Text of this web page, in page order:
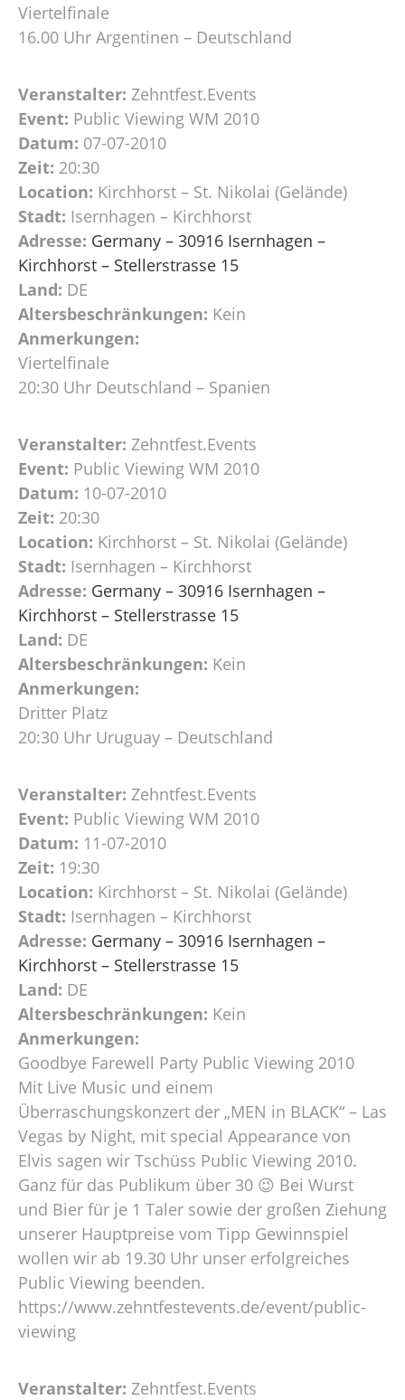
Viertelfinale
16.00 Uhr Argentinen – Deutschland
Veranstalter: Zehntfest.Events
Event: Public Viewing WM 2010
Datum: 07-07-2010
Zeit: 20:30
Location: Kirchhorst – St. Nikolai (Gelände)
Stadt: Isernhagen – Kirchhorst
Adresse: Germany – 30916 Isernhagen –
Kirchhorst – Stellerstrasse 15
Land: DE
Altersbeschränkungen: Kein
Anmerkungen:
Viertelfinale
20:30 Uhr Deutschland – Spanien
Veranstalter: Zehntfest.Events
Event: Public Viewing WM 2010
Datum: 10-07-2010
Zeit: 20:30
Location: Kirchhorst – St. Nikolai (Gelände)
Stadt: Isernhagen – Kirchhorst
Adresse: Germany – 30916 Isernhagen –
Kirchhorst – Stellerstrasse 15
Land: DE
Altersbeschränkungen: Kein
Anmerkungen:
Dritter Platz
20:30 Uhr Uruguay – Deutschland
Veranstalter: Zehntfest.Events
Event: Public Viewing WM 2010
Datum: 11-07-2010
Zeit: 19:30
Location: Kirchhorst – St. Nikolai (Gelände)
Stadt: Isernhagen – Kirchhorst
Adresse: Germany – 30916 Isernhagen –
Kirchhorst – Stellerstrasse 15
Land: DE
Altersbeschränkungen: Kein
Anmerkungen:
Goodbye Farewell Party Public Viewing 2010
Mit Live Music und einem
Überraschungskonzert der „MEN in BLACK“ – Las
Vegas by Night, mit special Appearance von
Elvis sagen wir Tschüss Public Viewing 2010.
Ganz für das Publikum über 30 😉 Bei Wurst
und Bier für je 1 Taler sowie der großen Ziehung
unserer Hauptpreise vom Tipp Gewinnspiel
wollen wir ab 19.30 Uhr unser erfolgreiches
Public Viewing beenden.
https://www.zehntfestevents.de/event/public-
viewing
Veranstalter: Zehntfest.Events